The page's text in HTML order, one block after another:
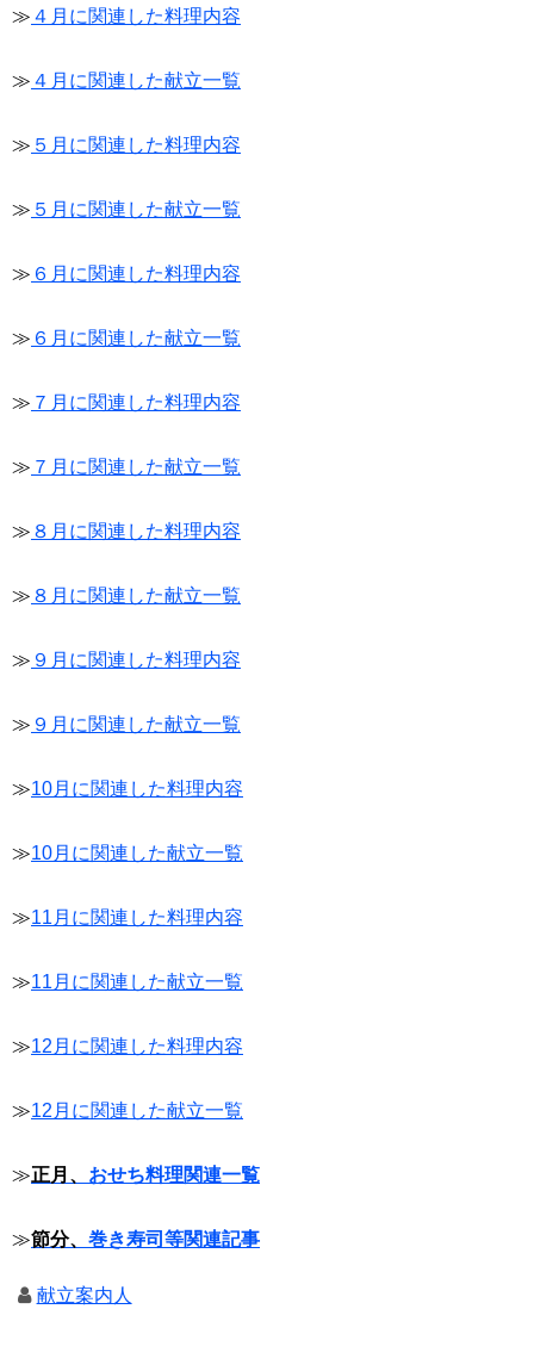
≫ ４月に関連した料理内容
≫ ４月に関連した献立一覧
≫ ５月に関連した料理内容
≫ ５月に関連した献立一覧
≫ ６月に関連した料理内容
≫ ６月に関連した献立一覧
≫ ７月に関連した料理内容
≫ ７月に関連した献立一覧
≫ ８月に関連した料理内容
≫ ８月に関連した献立一覧
≫ ９月に関連した料理内容
≫ ９月に関連した献立一覧
≫10月に関連した料理内容
≫10月に関連した献立一覧
≫11月に関連した料理内容
≫11月に関連した献立一覧
≫12月に関連した料理内容
≫12月に関連した献立一覧
≫正月、 おせち料理関連一覧
≫節分、 巻き寿司等関連記事
献立案内人